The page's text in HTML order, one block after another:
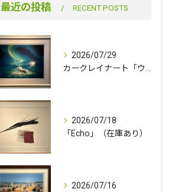
最近の投稿 RECENT POSTS
2026/07/29
2026/07/18
「Echo」（在庫あり）
2026/07/16